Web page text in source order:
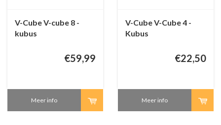
V-Cube V-cube 8 -
kubus
€59,99
Meer info
V-Cube V-Cube 4 -
Kubus
€22,50
Meer info